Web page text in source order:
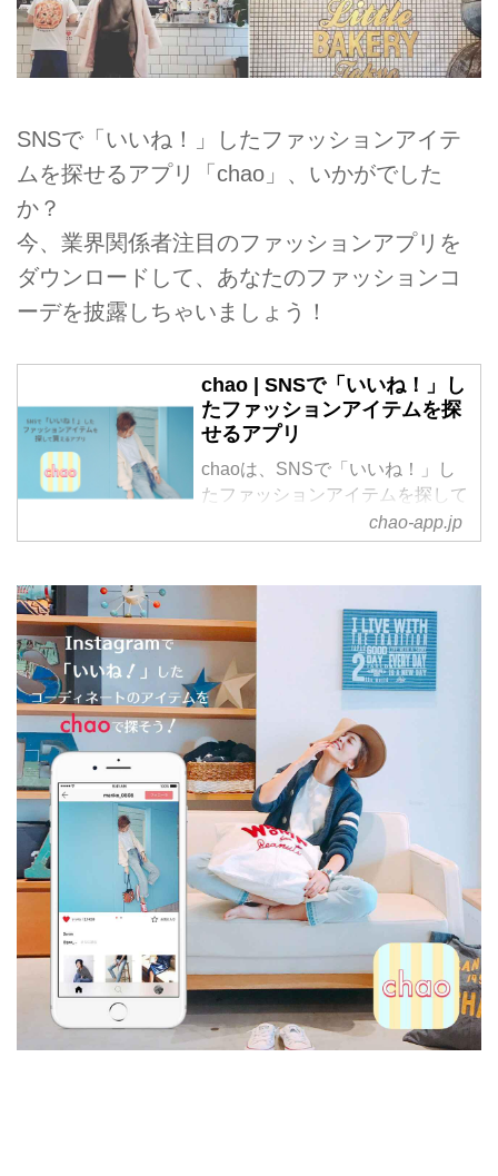
SNSで「いいね！」したファッションアイテ
ムを探せるアプリ「chao」、いかがでした
か？
今、業界関係者注目のファッションアプリを
ダウンロードして、あなたのファッションコ
ーデを披露しちゃいましょう！
chao | SNSで「いいね！」し
たファッションアイテムを探
せるアプリ
chaoは、SNSで「いいね！」し
たファッションアイテムを探して
chao-app.jp